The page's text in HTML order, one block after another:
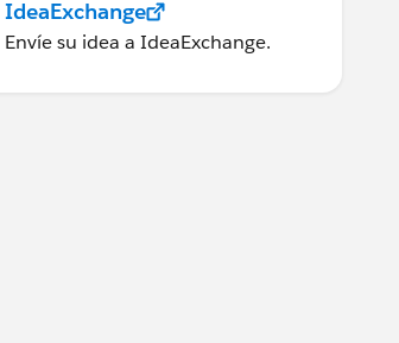
IdeaExchange
Envíe su idea a IdeaExchange.